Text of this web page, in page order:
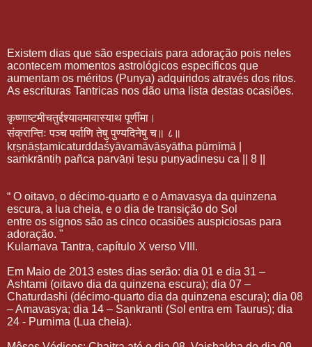
Existem dias que são especiais para adoração pois neles
acontecem momentos astrológicos especificos que
aumentam os méritos (Punya) adquiridos através dos ritos.
As escrituras Tantricas nos dão uma lista destas ocasiões.
कृष्णाष्टमीचतुर्द्दश्यावमावास्याथपूर्णीमा।
संक्रान्तिः पञ्चपर्वाणितेषुपुण्यदिनेषुच॥ ८॥
kṛṣṇāṣṭamīcaturddaśyāvamāvāsyātha pūrṇīmā |
saṁkrāntiḥ pañca parvāṇi teṣu puṇyadineṣu ca || 8 ||
“ O oitavo, o décimo-quarto e o Amavasya da quinzena
escura, a lua cheia, e o dia de transição do Sol
entre os signos são as cinco ocasiões auspiciosas para
adoração. "
Kularnava Tantra, capítulo X verso VIII.
Em Maio de 2013 estes dias serão: dia 01 e dia 31 –
Ashtami (oitavo dia da quinzena escura); dia 07 –
Chaturdashi (décimo-quarto dia da quinzena escura); dia 08
– Amavasya; dia 14 – Sankranti (Sol entra em Taurus); dia
24 - Purnima (Lua cheia).